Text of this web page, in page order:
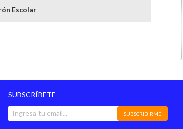
Escolar
SUBSCRÍBETE
SUBSCRIBIRME